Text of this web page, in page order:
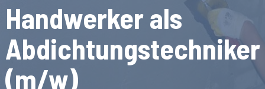
Handwerker als
Abdichtungstechniker
(m/w)